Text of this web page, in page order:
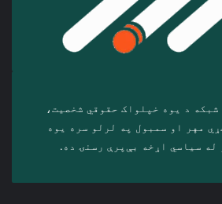
سفیر ټلوېزیوني شبکه د‎ یوه خپلواک حقوقي شخصیت،
اساس‌پاڼې، ځانګړي مهر او سمبول په لرلو سره ‎یوه